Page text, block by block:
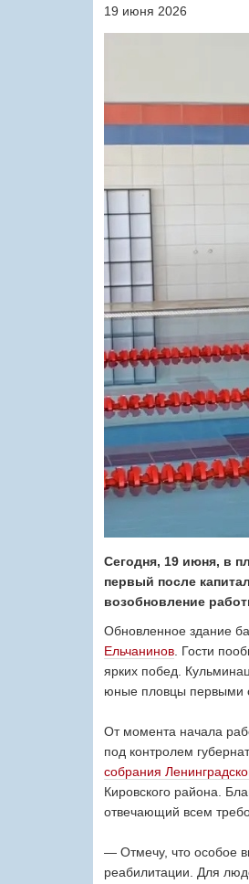
19 июня 2026
Сегодня, 19 июня, в
первый после
возобновление
Обновленное здание
Ельчанинов . Гости
ярких побед.
юные пловцы первыми
От момента начала
под контролем
собрания
Кировского района.
отвечающий всем
— Отмечу, что особое
реабилитации. Для